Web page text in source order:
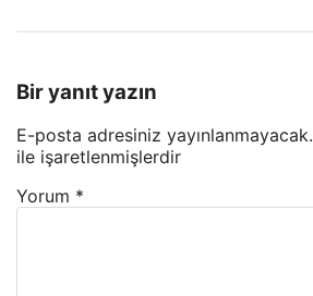
Bir yanıt yazın
E-posta adresiniz yayınlanmayacak.
ile işaretlenmişlerdir
Yorum *